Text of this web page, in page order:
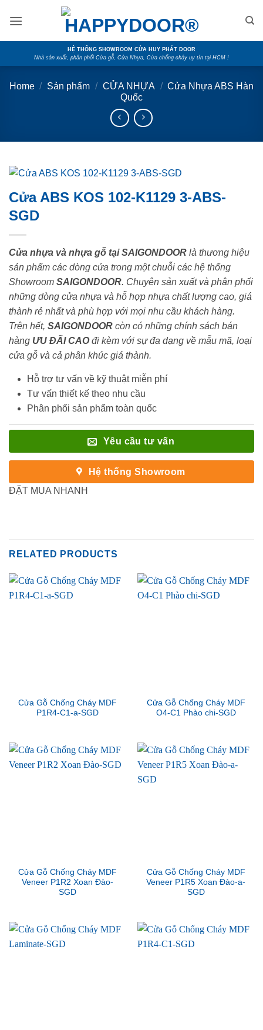
HỆ THỐNG SHOWROOM CỬA HUY PHÁT DOOR
Nhà sản xuất, phân phối Cửa gỗ, Cửa Nhựa, Cửa chống cháy uy tín tại HCM !
Home / Sản phẩm / CỬA NHỰA / Cửa Nhựa ABS Hàn
Quốc
Cửa ABS KOS 102-K1129 3-ABS-
SGD
Cửa nhựa và nhựa gỗ tại SAIGONDOOR là thương hiệu
sản phẩm các dòng cửa trong một chuỗi các hệ thống
Showroom SAIGONDOOR. Chuyên sản xuất và phân phối
những dòng cửa nhựa và hỗ hợp nhựa chất lượng cao, giá
thành rẻ nhất và phù hợp với mọi nhu cầu khách hàng.
Trên hết, SAIGONDOOR còn có những chính sách bán
hàng ƯU ĐÃI CAOđi kèm với sự đa dạng về mẫu mã, loại
cửa gỗ và cả phân khúc giá thành.
Hỗ trợ tư vấn về kỹ thuật miễn phí
Tư vấn thiết kế theo nhu cầu
Phân phối sản phẩm toàn quốc
Yêu cầu tư vấn
Hệ thống Showroom
ĐẶT MUA NHANH
RELATED PRODUCTS
Cửa Gỗ Chống Cháy MDF
P1R4-C1-a-SGD
Cửa Gỗ Chống Cháy MDF
O4-C1 Phào chi-SGD
Cửa Gỗ Chống Cháy MDF
Veneer P1R2 Xoan Đào-
SGD
Cửa Gỗ Chống Cháy MDF
Veneer P1R5 Xoan Đào-a-
SGD